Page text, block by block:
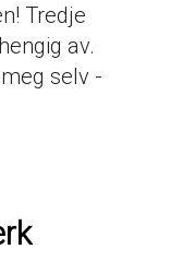
Tredje
av.
selv -